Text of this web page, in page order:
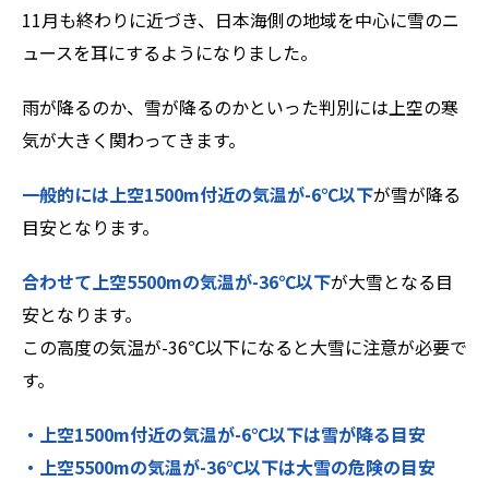
ZEROSAI X-AI
羅針盤PLUS
デジクラゲ
技術提案
お知らせ
閉じる
11月も終わりに近づき、日本海側の地域を中心に雪のニ
ュースを耳にするようになりました。
雨が降るのか、雪が降るのかといった判別には上空の寒
気が大きく関わってきます。
一般的には上空1500m付近の気温が-6℃以下が雪が降る
目安となります。
合わせて上空5500mの気温が-36℃以下が大雪となる目
安となります。
この高度の気温が-36℃以下になると大雪に注意が必要で
す。
・上空1500m付近の気温が-6℃以下は雪が降る目安
・上空5500mの気温が-36℃以下は大雪の危険の目安